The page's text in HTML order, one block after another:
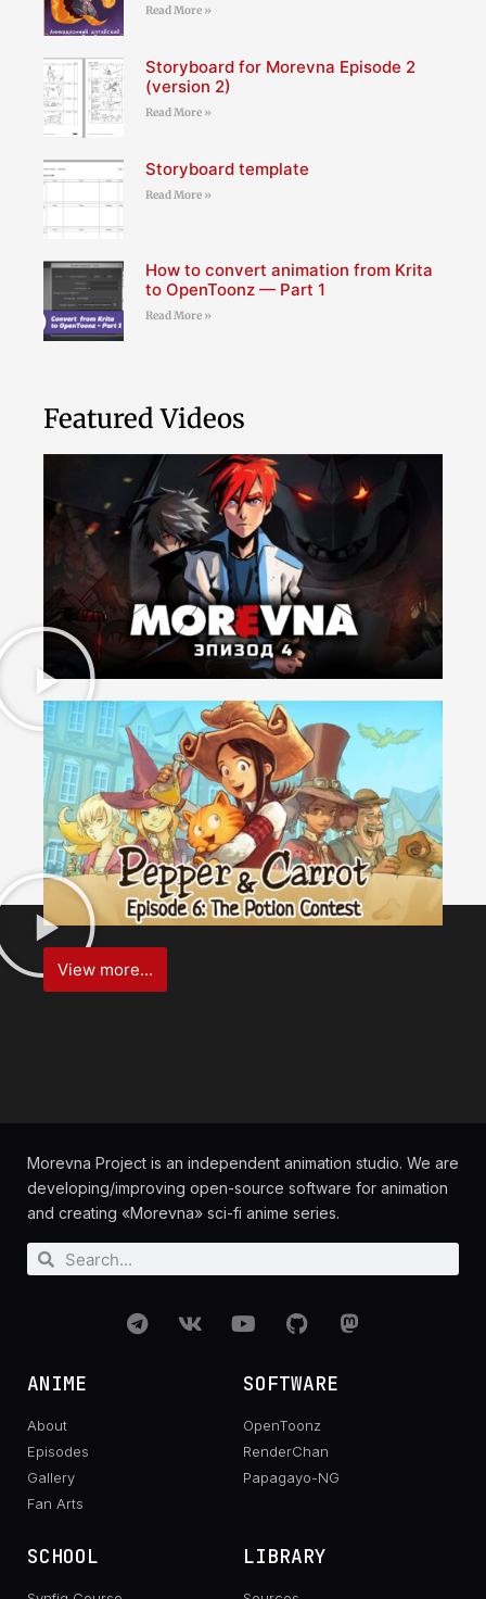
Read More »
Storyboard for Morevna Episode 2
(version 2)
Read More »
Storyboard template
Read More »
How to convert animation from Krita
to OpenToonz — Part 1
Read More »
Featured Videos
View more...
Morevna Project is an independent animation studio. We are
developing/improving open-source software for animation
and creating «Morevna» sci-fi anime series.
ANIME
About
Episodes
Gallery
Fan Arts
SOFTWARE
OpenToonz
RenderChan
Papagayo-NG
SCHOOL LIBRARY